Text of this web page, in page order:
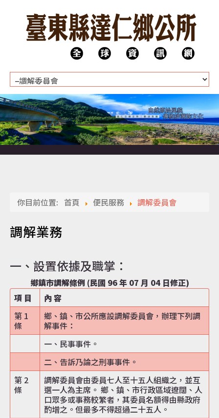
HOME
公所團隊
訊息專區
資訊公開
你目前位置: 首頁 便民服務 調解委員會
調解業務
一、設置依據及職掌：
鄉鎮市調解條例 (民國 96 年 07 月 04 日修正)
項 目
內 容
第 1
條
鄉、鎮、市公所應設調解委員會，辦理下列調
解事件：
一、民事事件。
二、告訴乃論之刑事事件。
第 2
條
調解委員會由委員七人至十五人組織之，並互
選一人為主席。 鄉、鎮、市行政區域遼闊、人
口眾多或事務較繁者，其委員名額得由縣政府
酌增之。但最多不得超過二十五人。